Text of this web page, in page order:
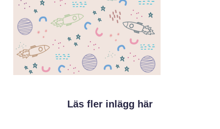
Läs fler inlägg här